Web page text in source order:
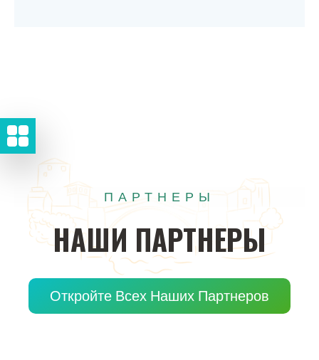
ПАРТНЕРЫ
НАШИ ПАРТНЕРЫ
Откройте Всех Наших Партнеров